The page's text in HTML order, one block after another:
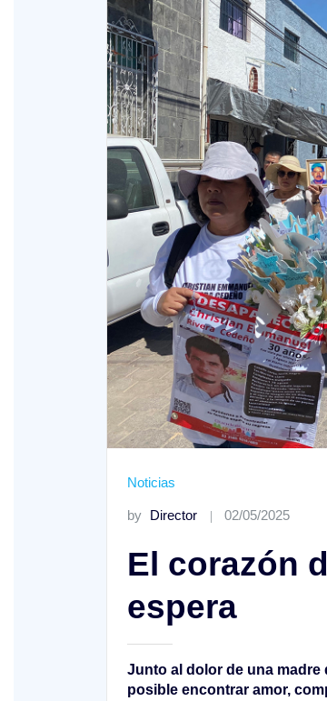
Noticias
by Director 02/05/2025
El corazón
espera
Junto al dolor de una
posible encontrar amor,